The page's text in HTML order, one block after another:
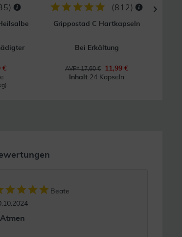
)
€
(812 )
Grippostad C Hartkapseln
Bei Erkältung
AVP* 17,60 €
11,99 €
Inhalt 24 Kapseln
Beate